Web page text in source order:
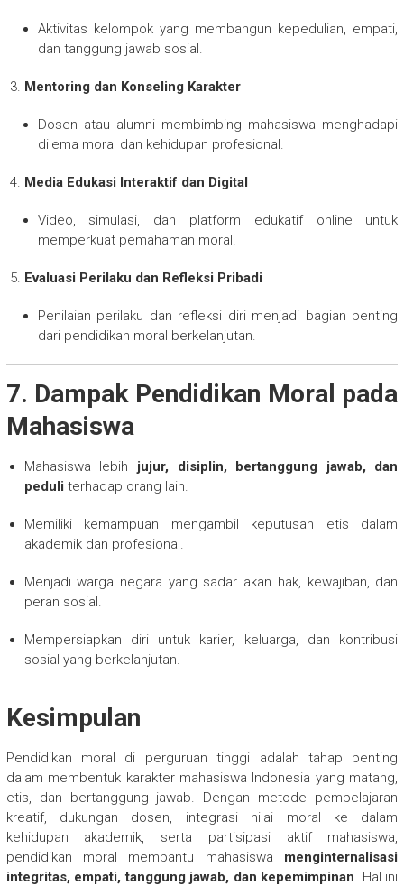
Aktivitas kelompok yang membangun kepedulian, empati,
dan tanggung jawab sosial.
Mentoring dan Konseling Karakter
Dosen atau alumni membimbing mahasiswa menghadapi
dilema moral dan kehidupan profesional.
Media Edukasi Interaktif dan Digital
Video, simulasi, dan platform edukatif online untuk
memperkuat pemahaman moral.
Evaluasi Perilaku dan Refleksi Pribadi
Penilaian perilaku dan refleksi diri menjadi bagian penting
dari pendidikan moral berkelanjutan.
7. Dampak Pendidikan Moral pada
Mahasiswa
Mahasiswa lebih jujur, disiplin, bertanggung jawab, dan
peduli terhadap orang lain.
Memiliki kemampuan mengambil keputusan etis dalam
akademik dan profesional.
Menjadi warga negara yang sadar akan hak, kewajiban, dan
peran sosial.
Mempersiapkan diri untuk karier, keluarga, dan kontribusi
sosial yang berkelanjutan.
Kesimpulan
Pendidikan moral di perguruan tinggi adalah tahap penting
dalam membentuk karakter mahasiswa Indonesia yang matang,
etis, dan bertanggung jawab. Dengan metode pembelajaran
kreatif, dukungan dosen, integrasi nilai moral ke dalam
kehidupan akademik, serta partisipasi aktif mahasiswa,
pendidikan moral membantu mahasiswa menginternalisasi
integritas, empati, tanggung jawab, dan kepemimpinan. Hal ini